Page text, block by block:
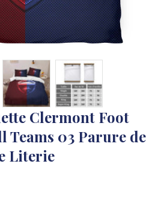
Clermont Foot
Teams 03 Parure de
Literie